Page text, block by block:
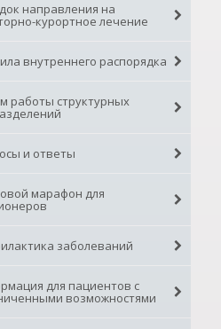
направления на
курортное лечение
внутреннего распорядка
работы структурных
и ответы
марафон для
заболеваний
для пациентов с
возможностями